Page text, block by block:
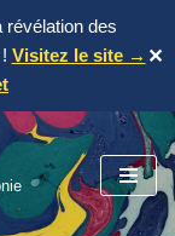
des
Visitez le site → ✕